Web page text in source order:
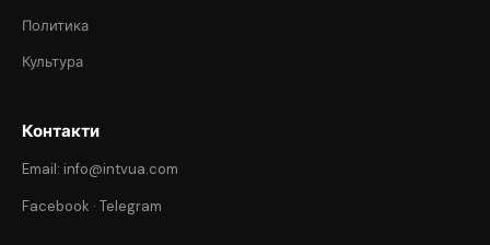
Политика
Культура
Контакти
Email: info@intvua.com
Facebook · Telegram